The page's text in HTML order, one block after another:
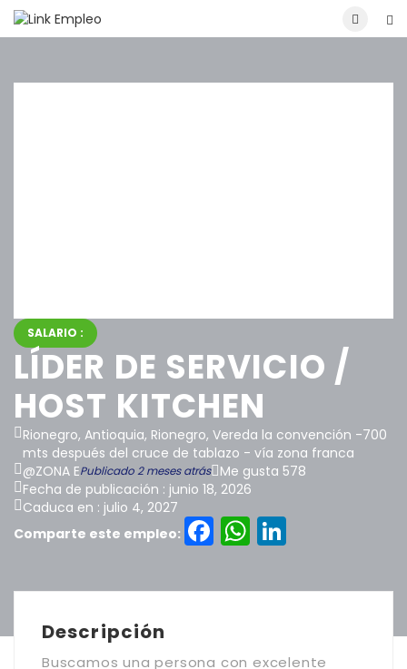
SALARIO :
LÍDER DE SERVICIO /
HOST KITCHEN
Rionegro, Antioquia, Rionegro, Vereda la convención -700
mts después del cruce de tablazo - vía zona franca
@ZONA EPublicado 2 meses atrás
Me gusta 578
Fecha de publicación : junio 18, 2026
Caduca en : julio 4, 2027
Comparte este empleo:
Facebook
Descripción
Buscamos una persona con excelente